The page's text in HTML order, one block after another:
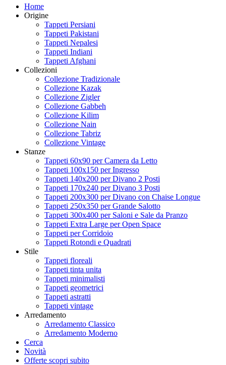
Home
Origine
Tappeti Persiani
Tappeti Pakistani
Tappeti Nepalesi
Tappeti Indiani
Tappeti Afghani
Collezioni
Collezione Tradizionale
Collezione Kazak
Collezione Zigler
Collezione Gabbeh
Collezione Kilim
Collezione Nain
Collezione Tabriz
Collezione Vintage
Stanze
Tappeti 60x90 per Camera da Letto
Tappeti 100x150 per Ingresso
Tappeti 140x200 per Divano 2 Posti
Tappeti 170x240 per Divano 3 Posti
Tappeti 200x300 per Divano con Chaise Longue
Tappeti 250x350 per Grande Salotto
Tappeti 300x400 per Saloni e Sale da Pranzo
Tappeti Extra Large per Open Space
Tappeti per Corridoio
Tappeti Rotondi e Quadrati
Stile
Tappeti floreali
Tappeti tinta unita
Tappeti minimalisti
Tappeti geometrici
Tappeti astratti
Tappeti vintage
Arredamento
Arredamento Classico
Arredamento Moderno
Cerca
Novità
Offerte scopri subito